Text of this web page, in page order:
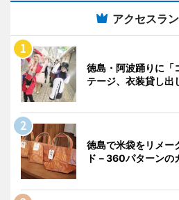
アクセスラ
徳島・阿波踊りに「
テージ、衣装貸し出
徳島で米袋をリメー
ド－360パターンの